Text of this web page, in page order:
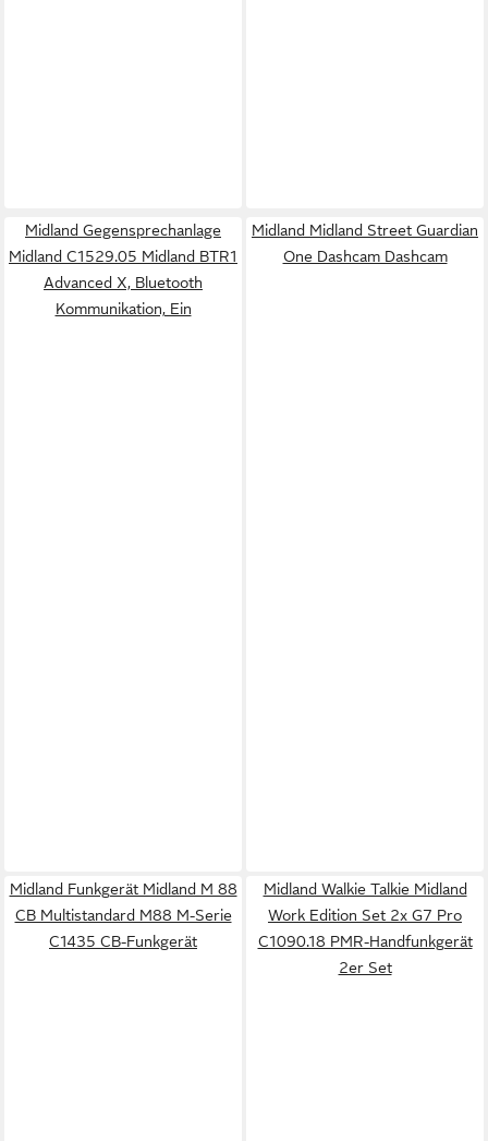
Midland Gegensprechanlage
Midland C1529.05 Midland BTR1
Advanced X, Bluetooth
Kommunikation, Ein
Midland Midland Street Guardian
One Dashcam Dashcam
Midland Funkgerät Midland M 88
CB Multistandard M88 M-Serie
C1435 CB-Funkgerät
Midland Walkie Talkie Midland
Work Edition Set 2x G7 Pro
C1090.18 PMR-Handfunkgerät
2er Set